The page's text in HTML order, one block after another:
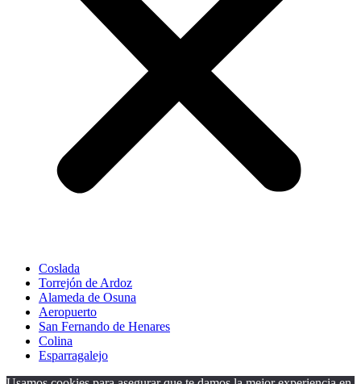
Coslada
Torrejón de Ardoz
Alameda de Osuna
Aeropuerto
San Fernando de Henares
Colina
Esparragalejo